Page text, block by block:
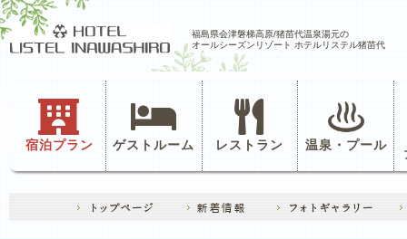
福島県会津磐梯高原/猪苗代温泉湯元の
オールシーズンリゾート ホテルリステル猪苗代
宿泊プラン ゲストルーム レストラン 温泉・プール